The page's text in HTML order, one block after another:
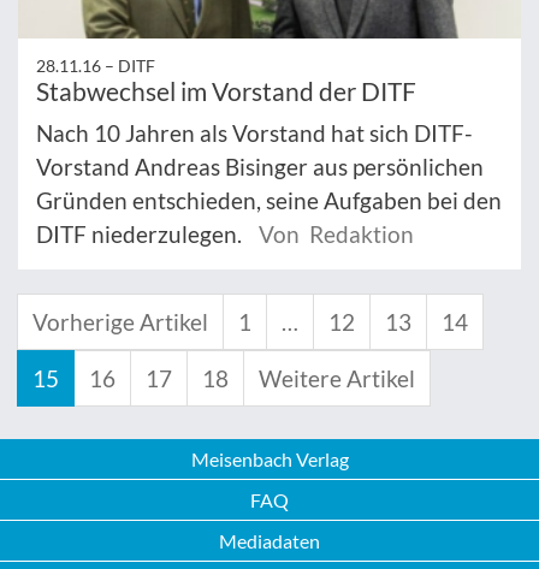
28.11.16 – DITF
Stabwechsel im Vorstand der DITF
Nach 10 Jahren als Vorstand hat sich DITF-
Vorstand Andreas Bisinger aus persönlichen
Gründen entschieden, seine Aufgaben bei den
DITF niederzulegen.
Von Redaktion
Vorherige Artikel 1 … 12 13 14
15 16 17 18 Weitere Artikel
Meisenbach Verlag
FAQ
Mediadaten